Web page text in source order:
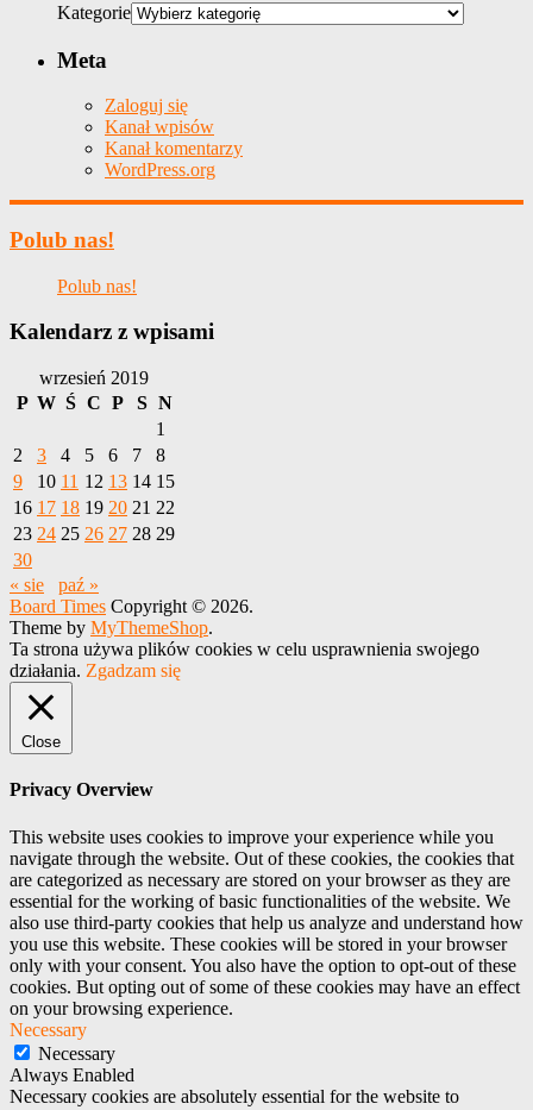
Kategorie
Meta
Zaloguj się
Kanał wpisów
Kanał komentarzy
WordPress.org
Polub nas!
Polub nas!
Kalendarz z wpisami
wrzesień 2019
P W Ś C P S N
1
2
3 4 5 6 7
8
9
10 11 12 13 14 15
16 17 18 19 20 21 22
23 24 25 26 27 28 29
30
« sie
paź »
Board Times Copyright © 2026.
Theme by MyThemeShop.
Ta strona używa plików cookies w celu usprawnienia swojego
działania. Zgadzam się
Close
Privacy Overview
This website uses cookies to improve your experience while you
navigate through the website. Out of these cookies, the cookies that
are categorized as necessary are stored on your browser as they are
essential for the working of basic functionalities of the website. We
also use third-party cookies that help us analyze and understand how
you use this website. These cookies will be stored in your browser
only with your consent. You also have the option to opt-out of these
cookies. But opting out of some of these cookies may have an effect
on your browsing experience.
Necessary
Necessary
Always Enabled
Necessary cookies are absolutely essential for the website to